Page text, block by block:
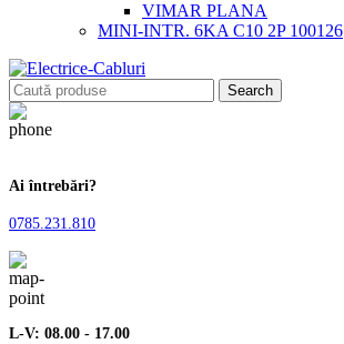
VIMAR PLANA
MINI-INTR. 6KA C10 2P 100126
Search
Ai întrebări?
0785.231.810
L-V: 08.00 - 17.00